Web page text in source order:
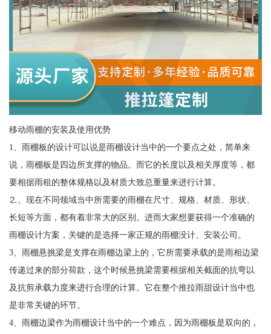
移动雨棚的安装及使用优势
1、雨棚板的设计可以说是雨棚设计当中的一个要点之处，简单来
说，雨棚板是四边所支撑的物品。而它的长度以及相关厚度等，都
要相据雨租的整体规格以及材质大致总重量来进行计算。
⒉、现在不同领域当中所需要的雨棚在尺寸、规格、材质、形状、
长短等方面，都有着非常大的区别。进而大家想要获得一个准确的
雨棚设计方案，关键的是选择一家正规的雨棚没计、安装公司。
3、雨棚悬挑梁是支撑在雨棚边梁上的，它所需要承载的是雨相边梁
传递过来的部分荷款，这个时候悬挑梁需要根据相关截面的抗弯以
及抗剪承载力度来进行合理的计算。它在整个推拉雨甜设计当中也
是非常关键的环节。
4、雨棚边梁作为雨棚设计当中的一个难点，因为雨棚板是双向的，